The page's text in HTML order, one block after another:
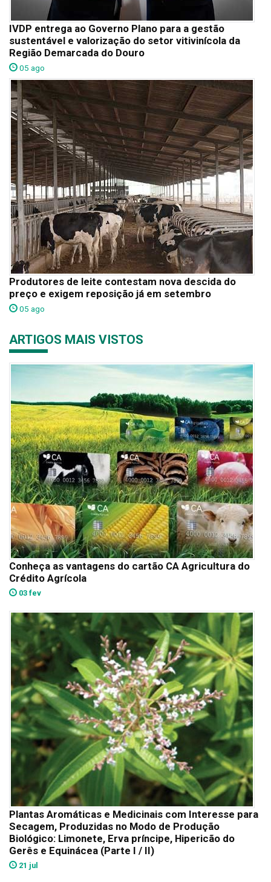
IVDP entrega ao Governo Plano para a gestão
sustentável e valorização do setor vitivinícola da
Região Demarcada do Douro
05 ago
Produtores de leite contestam nova descida do
preço e exigem reposição já em setembro
05 ago
ARTIGOS MAIS VISTOS
Conheça as vantagens do cartão CA Agricultura do
Crédito Agrícola
03 fev
Plantas Aromáticas e Medicinais com Interesse para
Secagem, Produzidas no Modo de Produção
Biológico: Limonete, Erva príncipe, Hipericão do
Gerês e Equinácea (Parte I / II)
21 jul